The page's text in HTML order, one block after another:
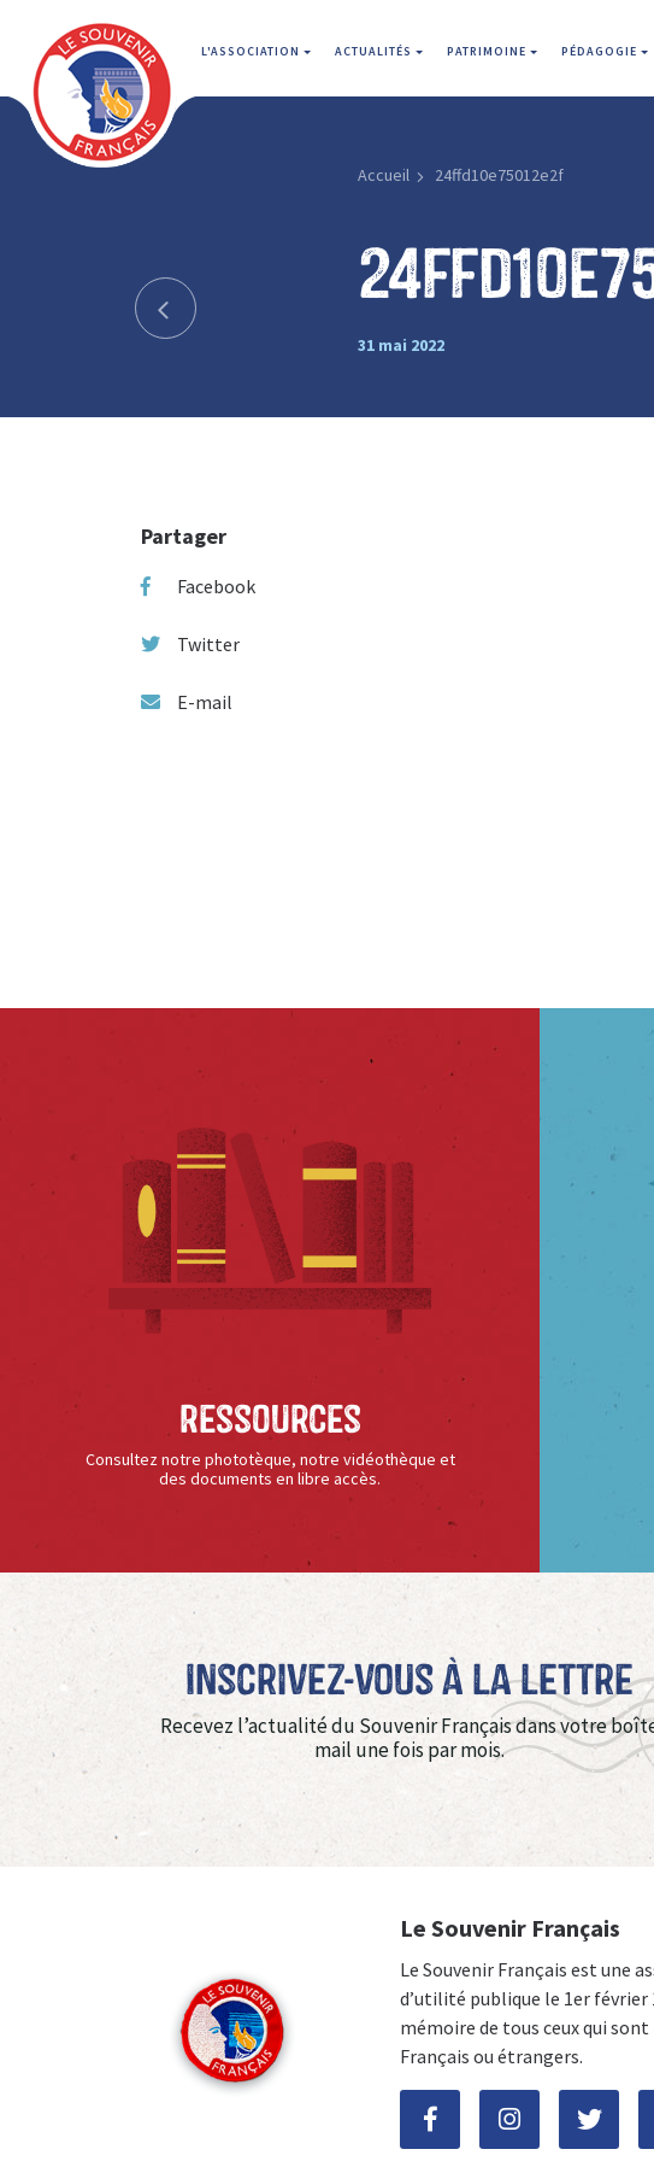
L'ASSOCIATION ACTUALITÉS PATRIMOINE PÉDAGOGIE
Accueil 24ffd10e75012e2f
31 mai 2022
Partager
Facebook
Twitter
E-mail
Ressources
Consultez notre phototèque, notre vidéothèque et
des documents en libre accès.
Inscrivez-vous à La Lettre
Recevez l’actualité du Souvenir Français dans votre
mail une fois par mois.
Le Souvenir Français
Le Souvenir Français est une
d’utilité publique le 1er
mémoire de tous ceux qui
Français ou étrangers.